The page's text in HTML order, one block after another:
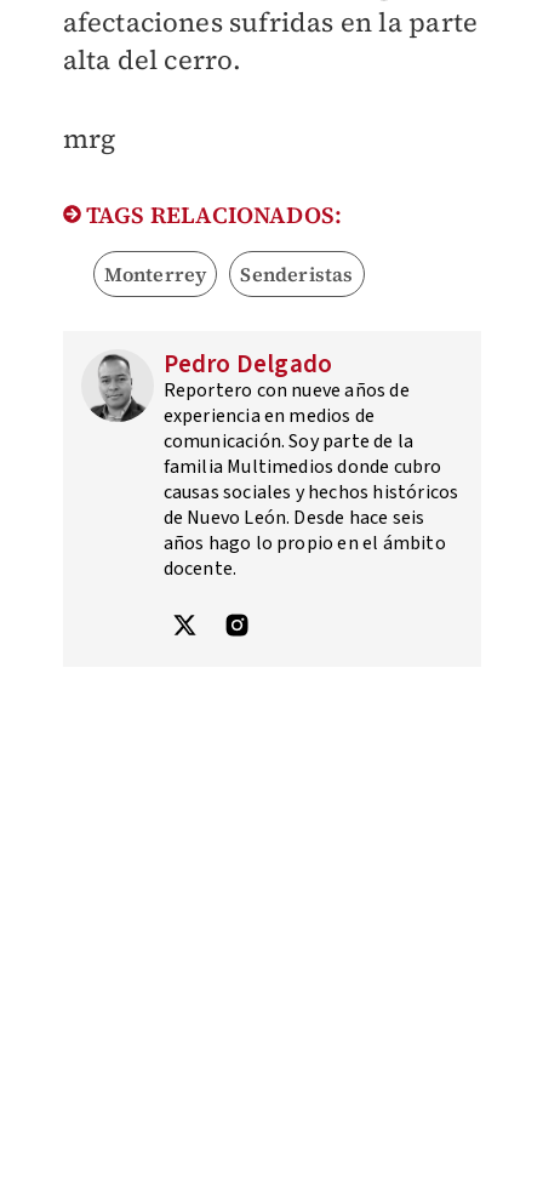
afectaciones sufridas en la parte
alta del cerro.
mrg
TAGS RELACIONADOS:
Monterrey Senderistas
Pedro Delgado
Reportero con nueve años de
experiencia en medios de
comunicación. Soy parte de la
familia Multimedios donde cubro
causas sociales y hechos históricos
de Nuevo León. Desde hace seis
años hago lo propio en el ámbito
docente.